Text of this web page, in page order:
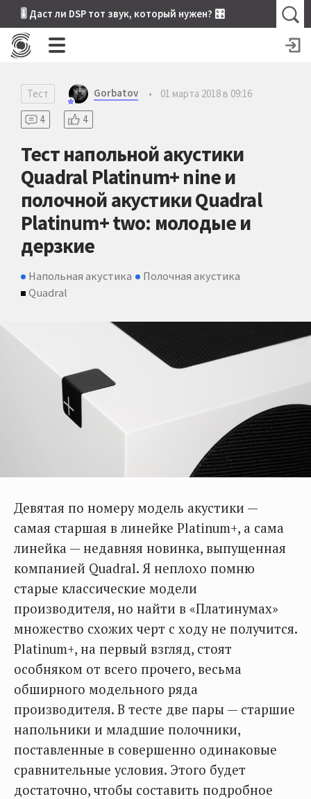
🎚 Даст ли DSP тот звук, который нужен? 🎛
Тест Gorbatov •
01 марта 2018 в 09:16
4
4
Тест напольной акустики
Quadral Platinum+ nine и
полочной акустики Quadral
Platinum+ two: молодые и
дерзкие
Напольная акустика
Полочная акустика
Quadral
Девятая по номеру модель акустики —
самая старшая в линейке Platinum+, а сама
линейка — недавняя новинка, выпущенная
компанией Quadral. Я неплохо помню
старые классические модели
производителя, но найти в «Платинумах»
множество схожих черт с ходу не получится.
Platinum+, на первый взгляд, стоят
особняком от всего прочего, весьма
обширного модельного ряда
производителя. В тесте две пары — старшие
напольники и младшие полочники,
поставленные в совершенно одинаковые
сравнительные условия. Этого будет
достаточно, чтобы составить подробное